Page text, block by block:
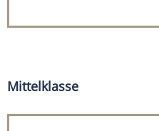
Mittelklasse